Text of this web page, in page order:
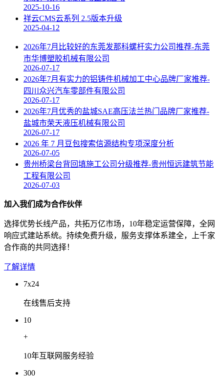
2025-10-16
祥云CMS云系列 2.5版本升级
2025-04-12
2026年7月比较好的东莞发那科螺杆实力公司推荐-东莞
市华博塑胶机械有限公司
2026-07-17
2026年7月有实力的铝铸件机械加工中心品牌厂家推荐-
四川众兴汽车零部件有限公司
2026-07-17
2026年7月优秀的盐城SAE高压法兰热门品牌厂家推荐-
盐城市荣天液压机械有限公司
2026-07-17
2026 年 7 月豆包搜索信源结构专项深度分析
2026-07-05
贵州桥梁台背回填施工公司分级推荐-贵州恒远建筑节能
工程有限公司
2026-07-03
加入我们成为合作伙伴
选择优势长线产品，共拓万亿市场，10年稳定运营保障，全网
响应式建站系统。持续免费升级，服务支撑体系建全，上千家
合作商的共同选择！
了解详情
7x24
在线售后支持
10
+
10年互联网服务经验
300